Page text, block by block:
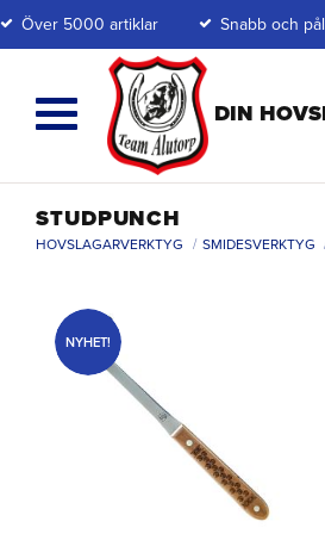
Över 5000 artiklar Snabb och
STUDPUNCH
HOVSLAGARVERKTYG SMIDESVERKTYG
NYHET!